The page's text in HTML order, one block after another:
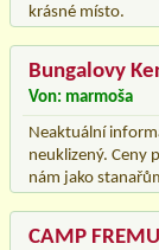
krásné místo.
Bungalovy
Von: marmoša
Neaktuální
neuklizený. Ceny
nám jako
CAMP